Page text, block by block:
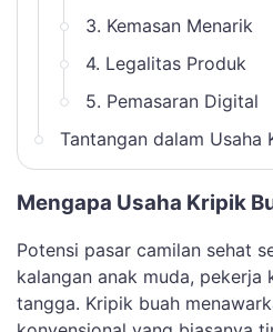
3. Kemasan Menarik
4. Legalitas Produk
5. Pemasaran Digital
Tantangan dalam Usaha
Mengapa Usaha Kripik
Potensi pasar camilan sehat
kalangan anak muda, pekerja
tangga. Kripik buah